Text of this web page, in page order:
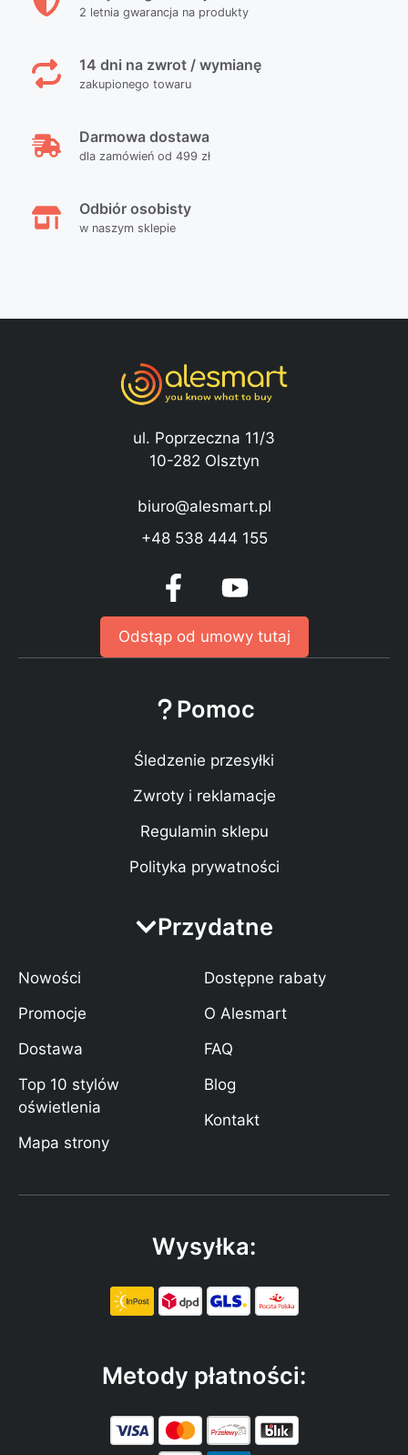
2 letnia gwarancja na produkty
14 dni na zwrot / wymianę
zakupionego towaru
Darmowa dostawa
dla zamówień od 499 zł
Odbiór osobisty
w naszym sklepie
ul. Poprzeczna 11/3
10-282 Olsztyn
biuro@alesmart.pl
+48 538 444 155
Odstąp od umowy tutaj
Pomoc
Śledzenie przesyłki
Zwroty i reklamacje
Regulamin sklepu
Polityka prywatności
Przydatne
Nowości
Promocje
Dostawa
Top 10 stylów
oświetlenia
Mapa strony
Dostępne rabaty
O Alesmart
FAQ
Blog
Kontakt
Wysyłka:
Metody płatności: